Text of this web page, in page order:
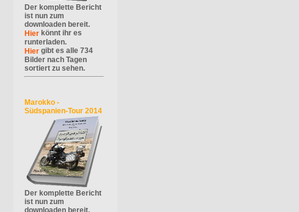
Der komplette Bericht
ist nun zum
downloaden bereit.
Hier könnt ihr es
runterladen.
Hier gibt es alle 734
Bilder nach Tagen
sortiert zu sehen.
Marokko -
Südspanien-Tour 2014
Der komplette Bericht
ist nun zum
downloaden bereit.